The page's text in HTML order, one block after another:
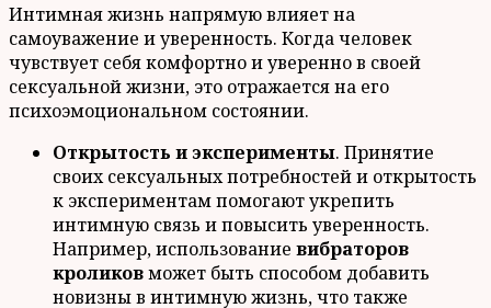
Интимная жизнь напрямую влияет на
самоуважение и уверенность. Когда человек
чувствует себя комфортно и уверенно в своей
сексуальной жизни, это отражается на его
психоэмоциональном состоянии.
Открытость и эксперименты. Принятие
своих сексуальных потребностей и открытость
к экспериментам помогают укрепить
интимную связь и повысить уверенность.
Например, использование вибраторов
кроликовможет быть способом добавить
новизны в интимную жизнь, что также